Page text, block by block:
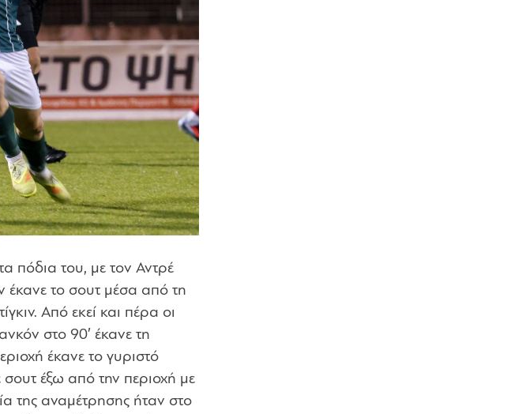
πόδια του, με τον Αντρέ
έκανε το σουτ μέσα από τη
Από εκεί και πέρα οι
στο 90′ έκανε τη
έκανε το γυριστό
έξω από την περιοχή με
της αναμέτρησης ήταν στο